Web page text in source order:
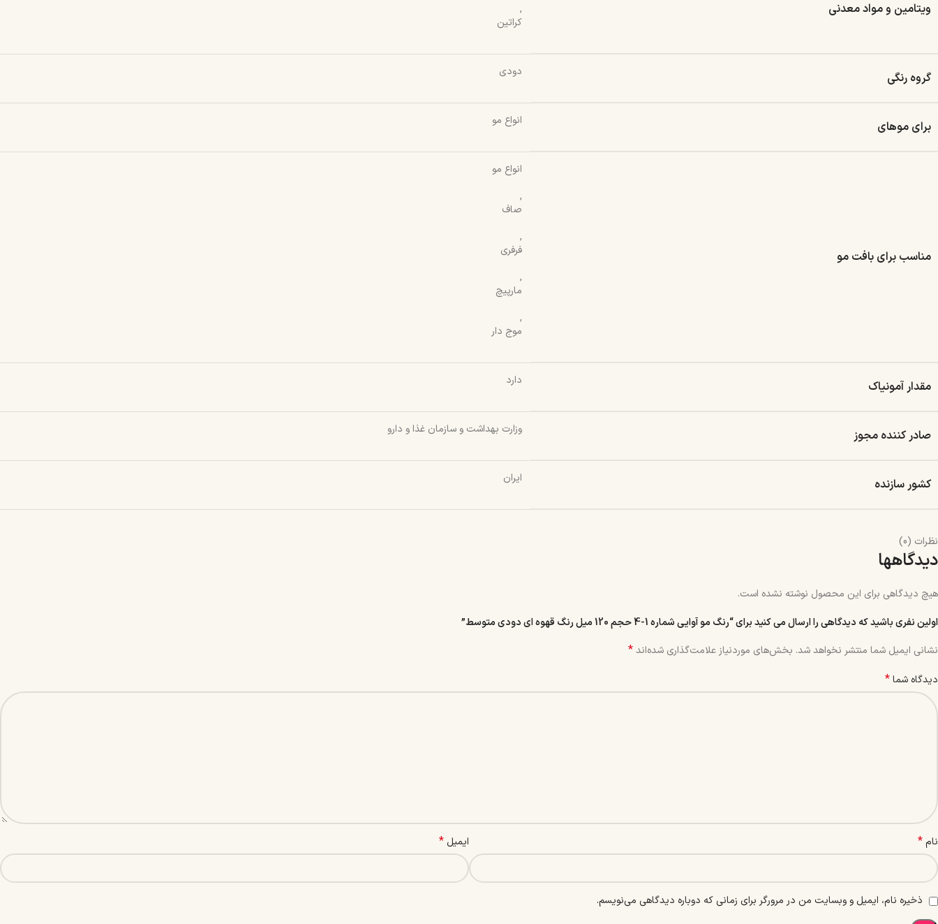
ویتامین و مواد معدنی
,
کراتین
گروه رنگی دودی
برای موهای انواع مو
مناسب برای بافت مو
انواع مو
,
صاف
,
فرفری
,
مارپیچ
,
موج دار
مقدار آمونیاک دارد
صادر کننده مجوز وزارت بهداشت و سازمان غذا و دارو
کشور سازنده ایران
نظرات (0)
دیدگاهها
هیچ دیدگاهی برای این محصول نوشته نشده است.
اولین نفری باشید که دیدگاهی را ارسال می کنید برای “رنگ مو آوایی شماره 1-4 حجم 120 میل رنگ قهوه ای دودی متوسط”
نشانی ایمیل شما منتشر نخواهد شد. بخش‌های موردنیاز علامت‌گذاری شده‌اند*
دیدگاه شما*
نام* ایمیل *
ذخیره نام، ایمیل و وبسایت من در مرورگر برای زمانی که دوباره دیدگاهی می‌نویسم.